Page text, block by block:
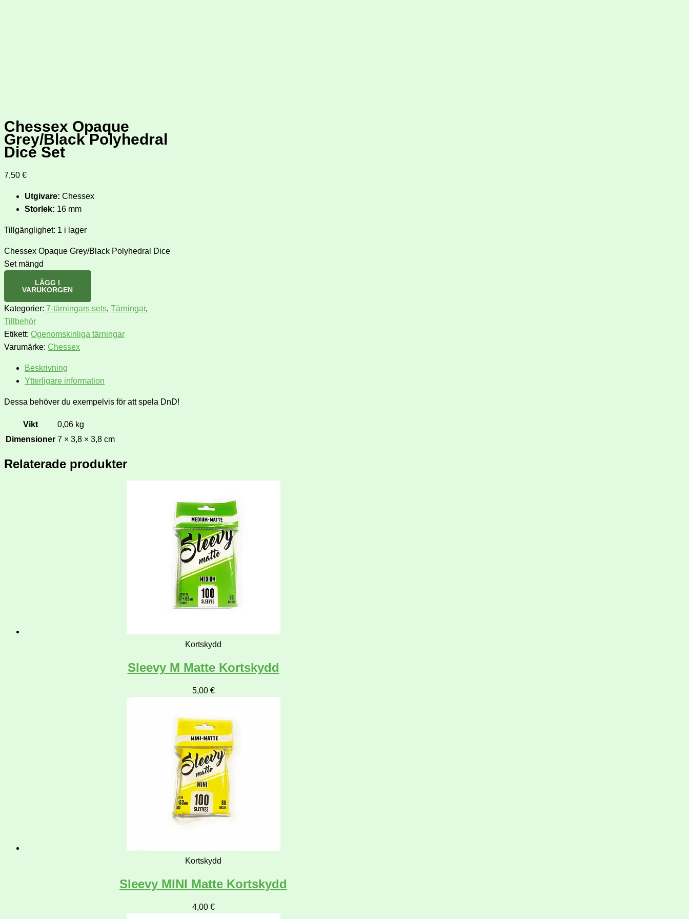
Chessex Opaque
Grey/Black Polyhedral
Dice Set
7,50 €
Utgivare: Chessex
Storlek: 16 mm
Tillgänglighet: 1 i lager
Chessex Opaque Grey/Black Polyhedral Dice
Set mängd
LÄGG I
VARUKORGEN
Kategorier: 7-tärningars sets, Tärningar,
Tillbehör
Etikett: Ogenomskinliga tärningar
Varumärke: Chessex
Beskrivning
Ytterligare information
Dessa behöver du exempelvis för att spela DnD!
Vikt
0,06 kg
Dimensioner 7 × 3,8 × 3,8 cm
Relaterade produkter
Kortskydd
Sleevy M Matte Kortskydd
5,00 €
Kortskydd
Sleevy MINI Matte Kortskydd
4,00 €